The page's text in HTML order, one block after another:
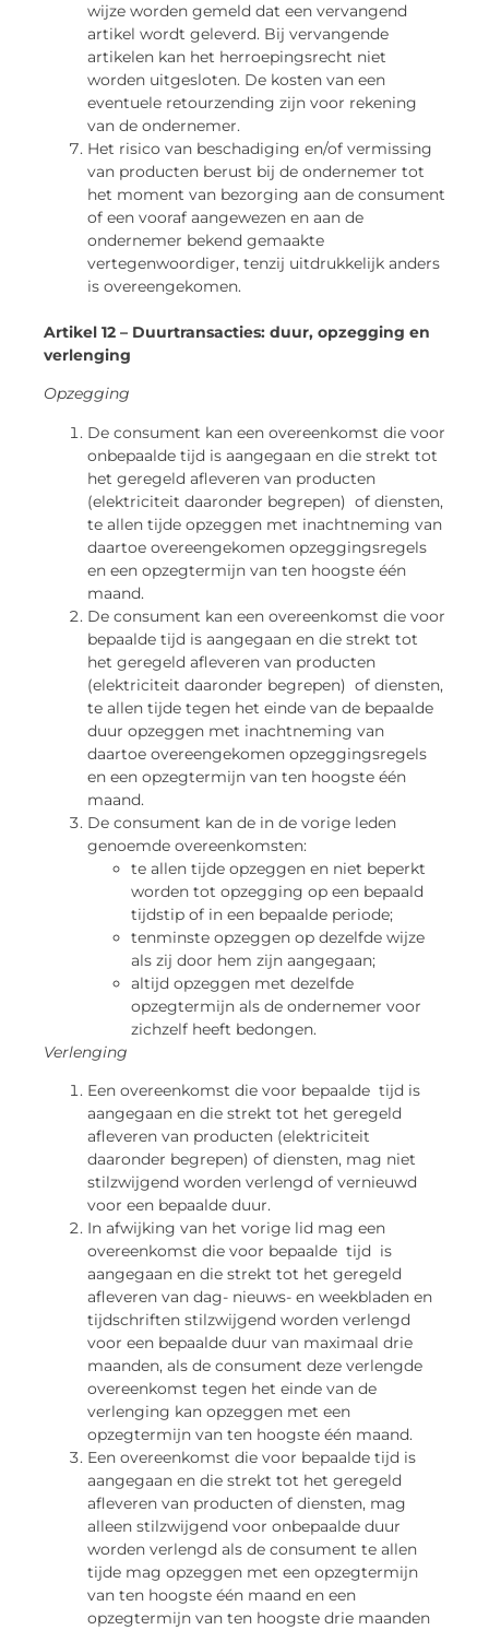
wijze worden gemeld dat een vervangend
artikel wordt geleverd. Bij vervangende
artikelen kan het herroepingsrecht niet
worden uitgesloten. De kosten van een
eventuele retourzending zijn voor rekening
van de ondernemer.
Het risico van beschadiging en/of vermissing
van producten berust bij de ondernemer tot
het moment van bezorging aan de consument
of een vooraf aangewezen en aan de
ondernemer bekend gemaakte
vertegenwoordiger, tenzij uitdrukkelijk anders
is overeengekomen.
Artikel 12 – Duurtransacties: duur, opzegging en
verlenging
Opzegging
De consument kan een overeenkomst die voor
onbepaalde tijd is aangegaan en die strekt tot
het geregeld afleveren van producten
(elektriciteit daaronder begrepen) of diensten,
te allen tijde opzeggen met inachtneming van
daartoe overeengekomen opzeggingsregels
en een opzegtermijn van ten hoogste één
maand.
De consument kan een overeenkomst die voor
bepaalde tijd is aangegaan en die strekt tot
het geregeld afleveren van producten
(elektriciteit daaronder begrepen) of diensten,
te allen tijde tegen het einde van de bepaalde
duur opzeggen met inachtneming van
daartoe overeengekomen opzeggingsregels
en een opzegtermijn van ten hoogste één
maand.
De consument kan de in de vorige leden
genoemde overeenkomsten:
te allen tijde opzeggen en niet beperkt
worden tot opzegging op een bepaald
tijdstip of in een bepaalde periode;
tenminste opzeggen op dezelfde wijze
als zij door hem zijn aangegaan;
altijd opzeggen met dezelfde
opzegtermijn als de ondernemer voor
zichzelf heeft bedongen.
Verlenging
Een overeenkomst die voor bepaalde tijd is
aangegaan en die strekt tot het geregeld
afleveren van producten (elektriciteit
daaronder begrepen) of diensten, mag niet
stilzwijgend worden verlengd of vernieuwd
voor een bepaalde duur.
In afwijking van het vorige lid mag een
overeenkomst die voor bepaalde tijd is
aangegaan en die strekt tot het geregeld
afleveren van dag- nieuws- en weekbladen en
tijdschriften stilzwijgend worden verlengd
voor een bepaalde duur van maximaal drie
maanden, als de consument deze verlengde
overeenkomst tegen het einde van de
verlenging kan opzeggen met een
opzegtermijn van ten hoogste één maand.
Een overeenkomst die voor bepaalde tijd is
aangegaan en die strekt tot het geregeld
afleveren van producten of diensten, mag
alleen stilzwijgend voor onbepaalde duur
worden verlengd als de consument te allen
tijde mag opzeggen met een opzegtermijn
van ten hoogste één maand en een
opzegtermijn van ten hoogste drie maanden